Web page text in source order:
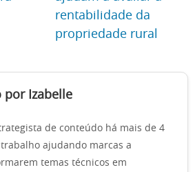
rentabilidade da
propriedade rural
por Izabelle
de conteúdo há mais de 4
ajudando marcas a
temas técnicos em